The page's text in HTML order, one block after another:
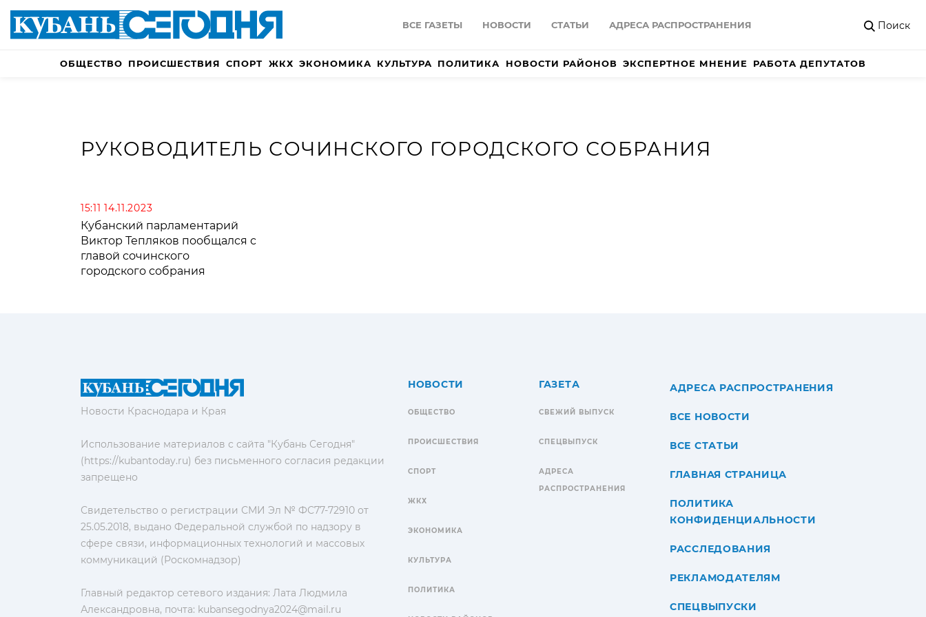
ВСЕ ГАЗЕТЫ НОВОСТИ СТАТЬИ АДРЕСА РАСПРОСТРАНЕНИЯ Поиск
ОБЩЕСТВО ПРОИСШЕСТВИЯ СПОРТ ЖКХ ЭКОНОМИКА КУЛЬТУРА ПОЛИТИКА НОВОСТИ РАЙОНОВ ЭКСПЕРТНОЕ МНЕНИЕ РАБОТА ДЕПУТАТОВ
РУКОВОДИТЕЛЬ СОЧИНСКОГО ГОРОДСКОГО СОБРАНИЯ
15:11 14.11.2023
Кубанский парламентарий
Виктор Тепляков пообщался с
главой сочинского
городского собрания
Новости Краснодара и Края
Использование материалов с сайта "Кубань Сегодня"
(https://kubantoday.ru) без письменного согласия редакции
запрещено
Свидетельство о регистрации СМИ Эл № ФС77-72910 от
25.05.2018, выдано Федеральной службой по надзору в
сфере связи, информационных технологий и массовых
коммуникаций (Роскомнадзор)
Главный редактор сетевого издания: Лата Людмила
Александровна, почта: kubansegodnya2024@mail.ru
НОВОСТИ
ОБЩЕСТВО
ПРОИСШЕСТВИЯ
СПОРТ
ЖКХ
ЭКОНОМИКА
КУЛЬТУРА
ПОЛИТИКА
ГАЗЕТА
СВЕЖИЙ ВЫПУСК
СПЕЦВЫПУСК
АДРЕСА
РАСПРОСТРАНЕНИЯ
АДРЕСА РАСПРОСТРАНЕНИЯ
ВСЕ НОВОСТИ
ВСЕ СТАТЬИ
ГЛАВНАЯ СТРАНИЦА
ПОЛИТИКА
КОНФИДЕНЦИАЛЬНОСТИ
РАССЛЕДОВАНИЯ
РЕКЛАМОДАТЕЛЯМ
СПЕЦВЫПУСКИ